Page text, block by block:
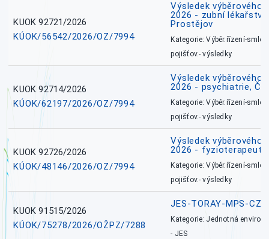
KUOK 92721/2026
KÚOK/56542/2026/OZ/7994
Výsledek výběrového
2026 - zubní
Prostějov
Kategorie: Výběr.řízení-
pojišťov.- výsledky
KUOK 92714/2026
KÚOK/62197/2026/OZ/7994
Výsledek výběrového
2026 - psychiatrie,
Kategorie: Výběr.řízení-
pojišťov.- výsledky
KUOK 92726/2026
KÚOK/48146/2026/OZ/7994
Výsledek výběrového
2026 - fyzioterapeut,
Kategorie: Výběr.řízení-
pojišťov.- výsledky
KUOK 91515/2026
KÚOK/75278/2026/OŽPZ/7288
JES-TORAY-MPS-CZ
Kategorie: Jednotná
- JES